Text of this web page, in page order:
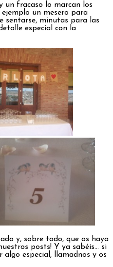
un fracaso lo marcan los
un mesero para
sentarse, minutas para las
especial con la
y, sobre todo, que os haya
posts! Y ya sabéis… si
algo especial, llamadnos y os